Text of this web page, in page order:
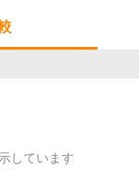
しています